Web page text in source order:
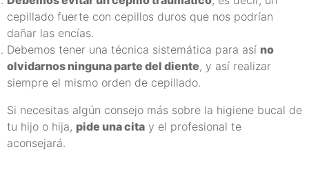
cepillado fuerte con cepillos duros que nos podrían
dañar las encías.
Debemos tener una técnica sistemática para así no
olvidarnos ninguna parte del diente, y así realizar
siempre el mismo orden de cepillado.
Si necesitas algún consejo más sobre la higiene bucal de
tu hijo o hija, pide una cita y el profesional te
aconsejará.